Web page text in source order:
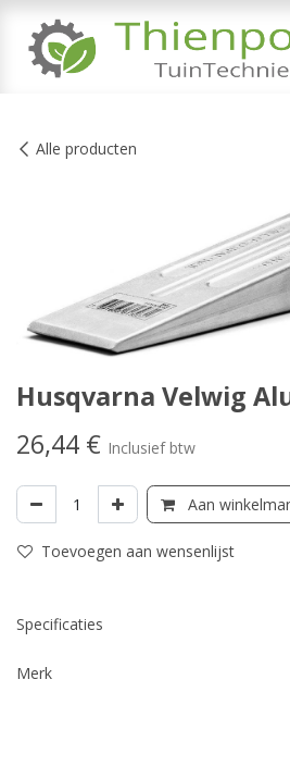
Alle producten
Husqvarna Velwig
26,44 € Inclusief btw
Aan
Toevoegen aan wensenlijst
Specificaties
Merk